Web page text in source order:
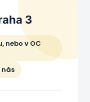
3
nebo v OC
nás